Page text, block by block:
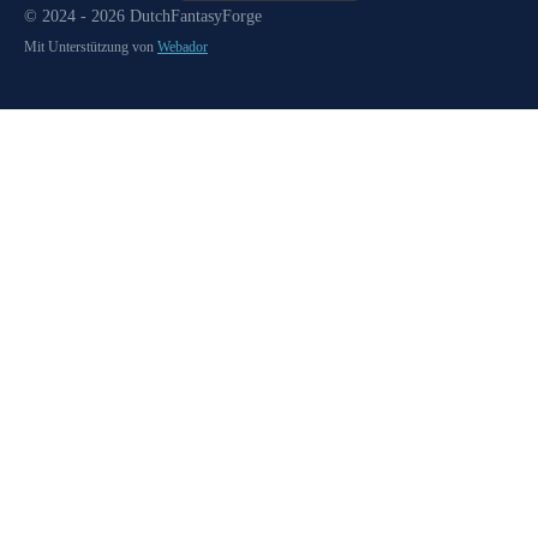
© 2024 - 2026 DutchFantasyForge
Mit Unterstützung von Webador